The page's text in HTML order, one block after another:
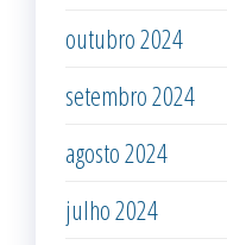
outubro 2024
setembro 2024
agosto 2024
julho 2024